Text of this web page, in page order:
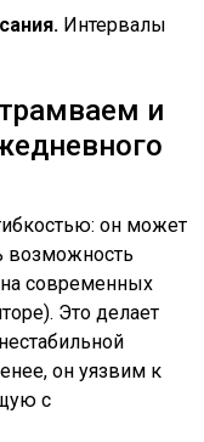
Интервалы
и
он может
возможность
современных
Это делает
он уязвим к
с